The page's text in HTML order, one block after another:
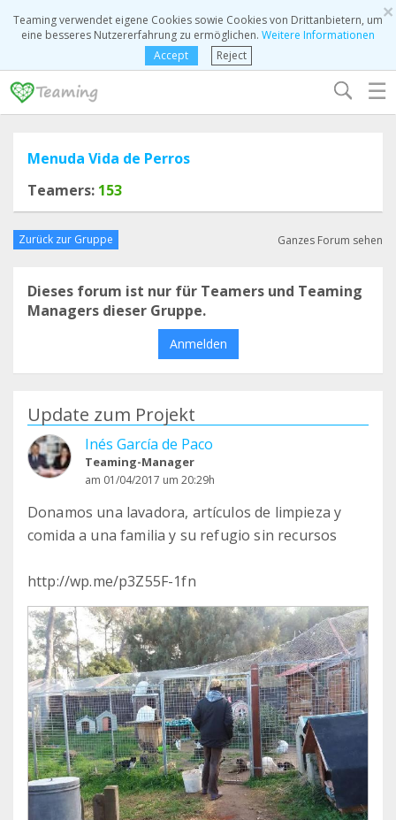
×
Teaming verwendet eigene Cookies sowie Cookies von Drittanbietern, um
eine besseres Nutzererfahrung zu ermöglichen. Weitere Informationen
Accept
Reject
☰
Menuda Vida de Perros
Teamers: 153
Zurück zur Gruppe Ganzes Forum sehen
Dieses forum ist nur für Teamers und Teaming
Managers dieser Gruppe.
Anmelden
Update zum Projekt
Inés García de Paco
Teaming-Manager
am 01/04/2017 um 20:29h
Donamos una lavadora, artículos de limpieza y
comida a una familia y su refugio sin recursos
http://wp.me/p3Z55F-1fn